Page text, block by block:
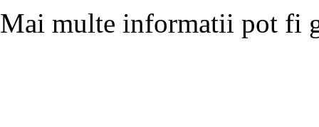
Mai multe informatii pot fi